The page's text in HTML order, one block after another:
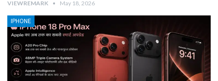
VIEWREMARK May 18, 2026
IPHONE